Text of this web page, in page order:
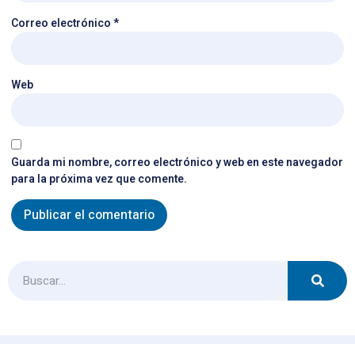
Correo electrónico*
Web
Guarda mi nombre, correo electrónico y web en este navegador
para la próxima vez que comente.